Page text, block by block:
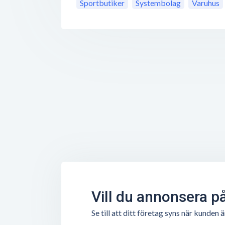
Sportbutiker Systembolag Varuhus
Vill du annonsera
Se till att ditt företag syns när kunden